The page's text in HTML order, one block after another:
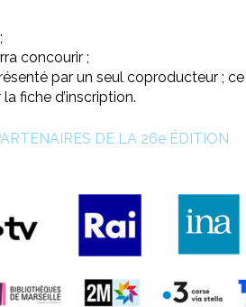
concourir ;
par un seul coproducteur ; ce
fiche d’inscription.
DE LA 26e ÉDITION